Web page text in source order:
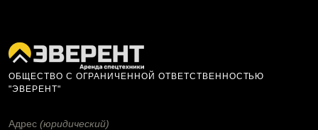
ОБЩЕСТВО С ОГРАНИЧЕННОЙ ОТВЕТСТВЕННОСТЬЮ
"ЭВЕРЕНТ"
Адрес (юридический)